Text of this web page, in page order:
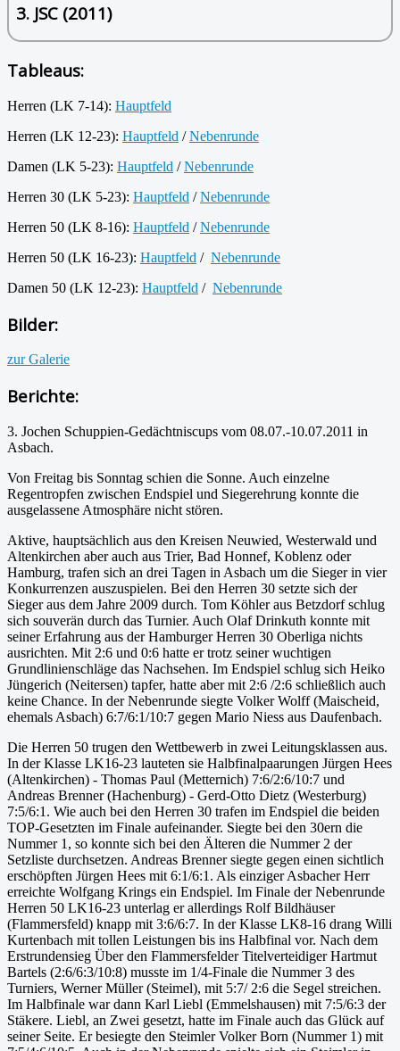
3. JSC (2011)
Tableaus:
Herren (LK 7-14): Hauptfeld
Herren (LK 12-23): Hauptfeld /Nebenrunde
Damen (LK 5-23): Hauptfeld /Nebenrunde
Herren 30 (LK 5-23): Hauptfeld /Nebenrunde
Herren 50 (LK 8-16): Hauptfeld /Nebenrunde
Herren 50 (LK 16-23): Hauptfeld / Nebenrunde
Damen 50 (LK 12-23): Hauptfeld / Nebenrunde
Bilder:
zur Galerie
Berichte:
3. Jochen Schuppien-Gedächtniscups vom 08.07.-10.07.2011 in
Asbach.
Von Freitag bis Sonntag schien die Sonne. Auch einzelne
Regentropfen zwischen Endspiel und Siegerehrung konnte die
ausgelassene Atmosphäre nicht stören.
Aktive, hauptsächlich aus den Kreisen Neuwied, Westerwald und
Altenkirchen aber auch aus Trier, Bad Honnef, Koblenz oder
Hamburg, trafen sich an drei Tagen in Asbach um die Sieger in vier
Konkurrenzen auszuspielen. Bei den Herren 30 setzte sich der
Sieger aus dem Jahre 2009 durch. Tom Köhler aus Betzdorf schlug
sich souverän durch das Turnier. Auch Olaf Drinkuth konnte mit
seiner Erfahrung aus der Hamburger Herren 30 Oberliga nichts
ausrichten. Mit 2:6 und 0:6 hatte er trotz seiner wuchtigen
Grundlinienschläge das Nachsehen. Im Endspiel schlug sich Heiko
Jüngerich (Neitersen) tapfer, hatte aber mit 2:6 /2:6 schließlich auch
keine Chance. In der Nebenrunde siegte Volker Wolff (Maischeid,
ehemals Asbach) 6:7/6:1/10:7 gegen Mario Niess aus Daufenbach.
Die Herren 50 trugen den Wettbewerb in zwei Leitungsklassen aus.
In der Klasse LK16-23 lauteten sie Halbfinalpaarungen Jürgen Hees
(Altenkirchen) - Thomas Paul (Metternich) 7:6/2:6/10:7 und
Andreas Brenner (Hachenburg) - Gerd-Otto Dietz (Westerburg)
7:5/6:1. Wie auch bei den Herren 30 trafen im Endspiel die beiden
TOP-Gesetzten im Finale aufeinander. Siegte bei den 30ern die
Nummer 1, so konnte sich bei den Älteren die Nummer 2 der
Setzliste durchsetzen. Andreas Brenner siegte gegen einen sichtlich
erschöpften Jürgen Hees mit 6:1/6:1. Als einziger Asbacher Herr
erreichte Wolfgang Krings ein Endspiel. Im Finale der Nebenrunde
Herren 50 LK16-23 unterlag er allerdings Rolf Bildhäuser
(Flammersfeld) knapp mit 3:6/6:7. In der Klasse LK8-16 drang Willi
Kurtenbach mit tollen Leistungen bis ins Halbfinal vor. Nach dem
Erstrundensieg Über den Flammersfelder Titelverteidiger Hartmut
Bartels (2:6/6:3/10:8) musste im 1/4-Finale die Nummer 3 des
Turniers, Werner Müller (Steimel), mit 5:7/ 2:6 die Segel streichen.
Im Halbfinale war dann Karl Liebl (Emmelshausen) mit 7:5/6:3 der
Stäkere. Liebl, an Zwei gesetzt, hatte im Finale auch das Glück auf
seiner Seite. Er besiegte den Steimler Volker Born (Nummer 1) mit